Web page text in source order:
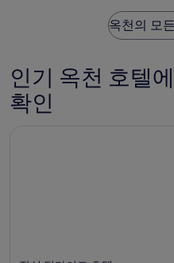
옥천의 모
인기 옥천 호텔
확인